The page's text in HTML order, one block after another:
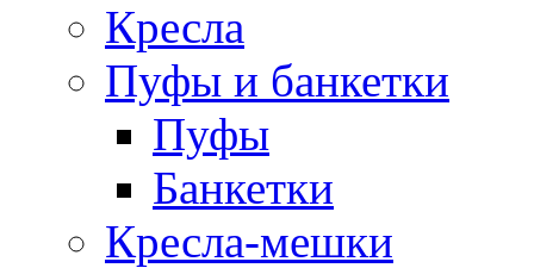
Кресла
Пуфы и банкетки
Пуфы
Банкетки
Кресла-мешки